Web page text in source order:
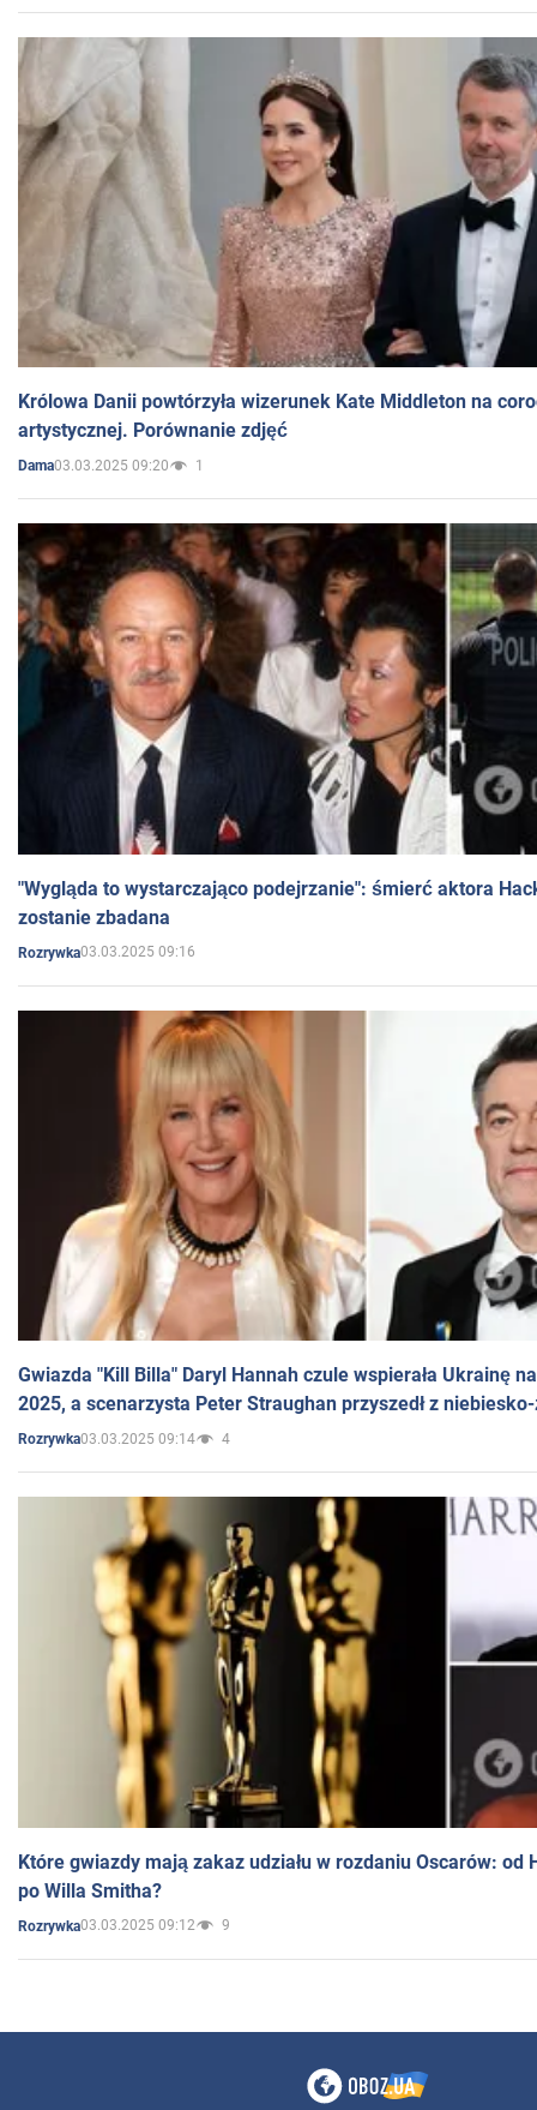
Królowa Danii powtórzyła wizerunek Kate Middleton na
artystycznej. Porównanie zdjęć
Dama03.03.2025 09:20 1
"Wygląda to wystarczająco podejrzanie": śmierć aktora
zostanie zbadana
Rozrywka03.03.2025 09:16
Gwiazda "Kill Billa" Daryl Hannah czule wspierała Ukrainę
2025, a scenarzysta Peter Straughan przyszedł z
Rozrywka03.03.2025 09:14 4
Które gwiazdy mają zakaz udziału w rozdaniu Oscarów: od
po Willa Smitha?
Rozrywka03.03.2025 09:12 9